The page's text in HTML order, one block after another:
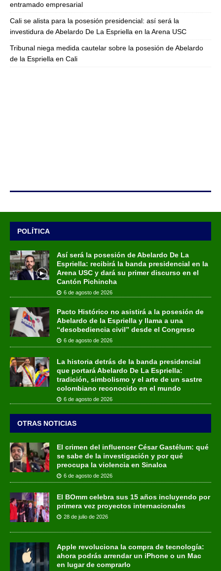
entramado empresarial
Cali se alista para la posesión presidencial: así será la
investidura de Abelardo De La Espriella en la Arena USC
Tribunal niega medida cautelar sobre la posesión de Abelardo
de la Espriella en Cali
POLÍTICA
Así será la posesión de Abelardo De La
Espriella: recibirá la banda presidencial en la
Arena USC y dará su primer discurso en el
Cantón Pichincha
6 de agosto de 2026
Pacto Histórico no asistirá a la posesión de
Abelardo de la Espriella y llama a una
“desobediencia civil” desde el Congreso
6 de agosto de 2026
La historia detrás de la banda presidencial
que portará Abelardo De La Espriella:
tradición, simbolismo y el arte de un sastre
colombiano reconocido en el mundo
6 de agosto de 2026
OTRAS NOTICIAS
El crimen del influencer César Gastélum: qué
se sabe de la investigación y por qué
preocupa la violencia en Sinaloa
6 de agosto de 2026
El BOmm celebra sus 15 años incluyendo por
primera vez proyectos internacionales
28 de julio de 2026
Apple revoluciona la compra de tecnología:
ahora podrás arrendar un iPhone o un Mac
en lugar de comprarlo